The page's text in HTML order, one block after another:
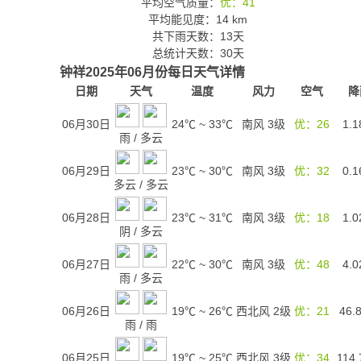
平均能见度：14 km
共下雨天数：13天
总统计天数：30天
钟祥2025年06月份每日天气详情
日期 天气 温度 风力 空气
06月30日
雨 / 多云
24℃ ~ 33℃ 南风 3级 优：26
06月29日
多云 / 多云
23℃ ~ 30℃ 南风 3级 优：32
06月28日
阴 / 多云
23℃ ~ 31℃ 南风 3级 优：18
06月27日
雨 / 多云
22℃ ~ 30℃ 南风 3级 优：48
06月26日
雨 / 雨
19℃ ~ 26℃ 西北风 2级 优：21
06月25日
19℃ ~ 25℃ 西北风 3级 优：34